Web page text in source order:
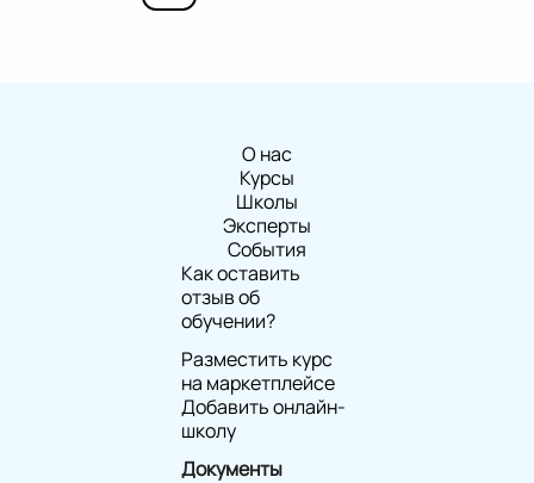
О нас
Курсы
Школы
Эксперты
События
Как оставить
отзыв об
обучении?
Разместить курс
на маркетплейсе
Добавить онлайн-
школу
Документы